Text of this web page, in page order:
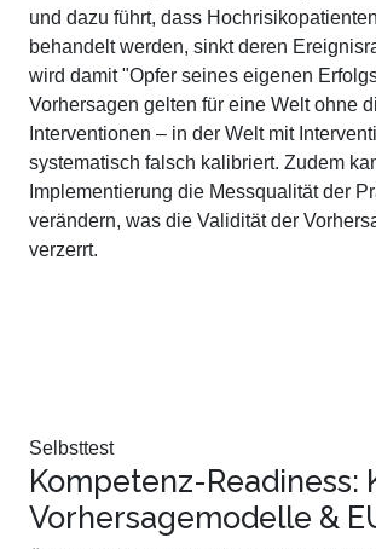
und dazu führt, dass
behandelt werden, sinkt deren
wird damit "Opfer seines eigenen
Vorhersagen gelten für eine Welt ohne
Interventionen – in der Welt mit
systematisch falsch kalibriert. Zudem
Implementierung die Messqualität der
verändern, was die Validität der
verzerrt.
Selbsttest
Kompetenz-Readiness:
Vorhersagemodelle &